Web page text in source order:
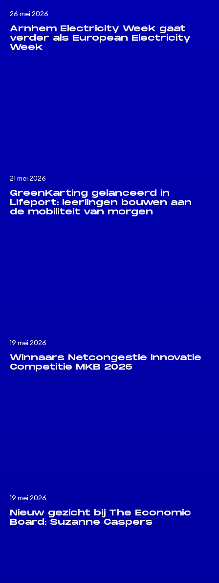
26 mei 2026
Arnhem Electricity Week gaat
verder als European Electricity
Week
21 mei 2026
GreenKarting gelanceerd in
Lifeport: leerlingen bouwen aan
de mobiliteit van morgen
19 mei 2026
Winnaars Netcongestie Innovatie
Competitie MKB 2026
19 mei 2026
Nieuw gezicht bij The Economic
Board: Suzanne Caspers